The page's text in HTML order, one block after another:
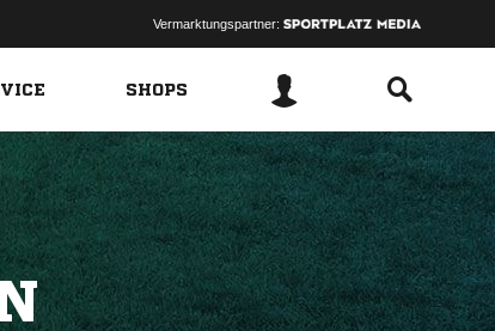
Vermarktungspartner:
SHOPS